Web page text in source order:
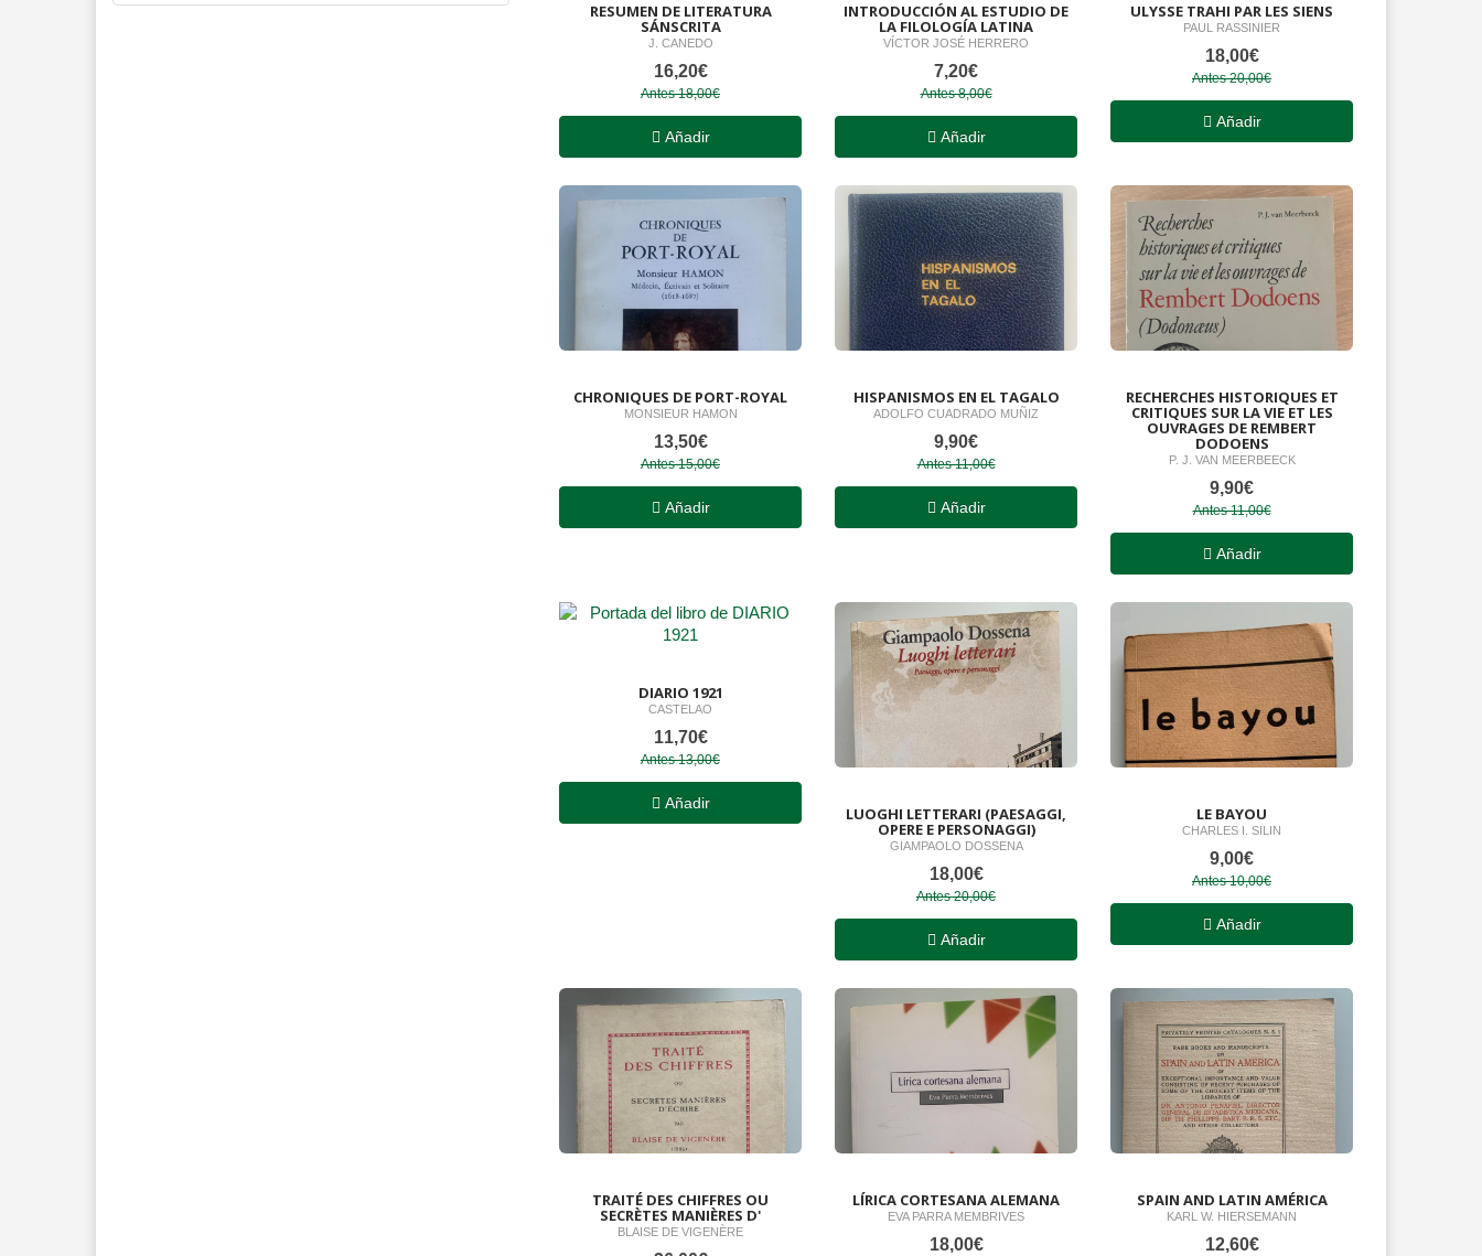
RESUMEN DE LITERATURA
SÁNSCRITA
J. CANEDO
16,20€
Antes 18,00€
Añadir
INTRODUCCIÓN AL ESTUDIO DE
LA FILOLOGÍA LATINA
VÍCTOR JOSÉ HERRERO
7,20€
Antes 8,00€
Añadir
ULYSSE TRAHI PAR LES SIENS
PAUL RASSINIER
18,00€
Antes 20,00€
Añadir
CHRONIQUES DE PORT-ROYAL
MONSIEUR HAMON
13,50€
Antes 15,00€
Añadir
HISPANISMOS EN EL TAGALO
ADOLFO CUADRADO MUÑIZ
9,90€
Antes 11,00€
Añadir
RECHERCHES HISTORIQUES ET
CRITIQUES SUR LA VIE ET LES
OUVRAGES DE REMBERT
DODOENS
P. J. VAN MEERBEECK
9,90€
Antes 11,00€
Añadir
DIARIO 1921
CASTELAO
11,70€
Antes 13,00€
Añadir
LUOGHI LETTERARI (PAESAGGI,
OPERE E PERSONAGGI)
GIAMPAOLO DOSSENA
18,00€
Antes 20,00€
Añadir
LE BAYOU
CHARLES I. SILIN
9,00€
Antes 10,00€
Añadir
TRAITÉ DES CHIFFRES OU
SECRÈTES MANIÈRES D'
BLAISE DE VIGENÈRE
LÍRICA CORTESANA ALEMANA
EVA PARRA MEMBRIVES
18,00€
SPAIN AND LATIN AMÉRICA
KARL W. HIERSEMANN
12,60€